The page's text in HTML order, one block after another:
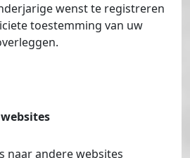
wenst te registreren
toestemming van uw
naar andere websites